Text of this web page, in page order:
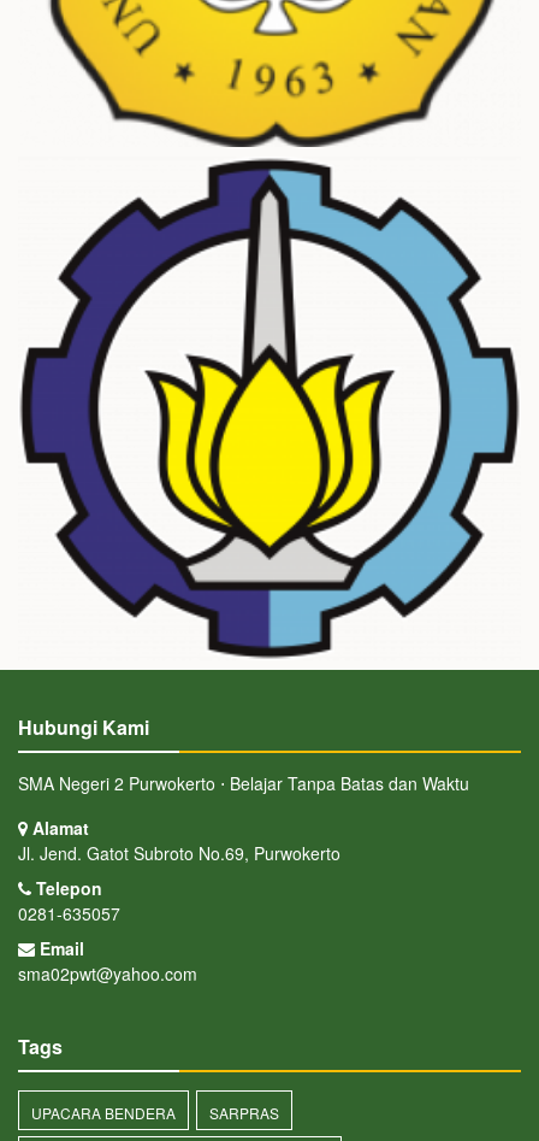
Hubungi Kami
SMA Negeri 2 Purwokerto ⋅ Belajar Tanpa Batas dan Waktu
Alamat
Jl. Jend. Gatot Subroto No.69, Purwokerto
Telepon
0281-635057
Email
sma02pwt@yahoo.com
Tags
UPACARA BENDERA SARPRAS